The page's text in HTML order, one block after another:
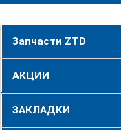
Запчасти ZTD
АКЦИИ
ЗАКЛАДКИ